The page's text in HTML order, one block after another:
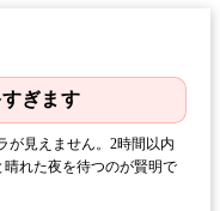
ぎます
が見えません。2時間以内
れた夜を待つのが賢明で